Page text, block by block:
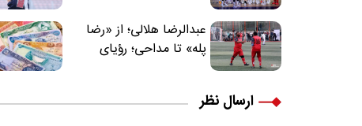
عبدالرضا هلالی؛ از «رضا
پله» تا مداحی؛ رؤیای
ارسال نظر